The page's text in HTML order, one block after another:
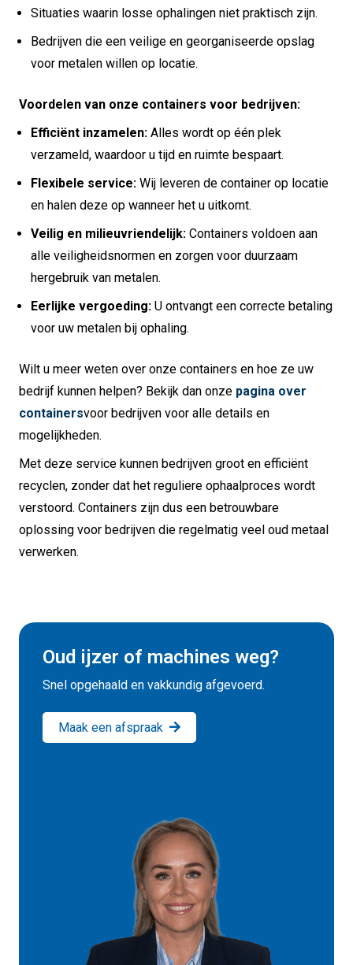
Situaties waarin losse ophalingen niet praktisch zijn.
Bedrijven die een veilige en georganiseerde opslag
voor metalen willen op locatie.
Voordelen van onze containers voor bedrijven:
Efficiënt inzamelen: Alles wordt op één plek
verzameld, waardoor u tijd en ruimte bespaart.
Flexibele service: Wij leveren de container op locatie
en halen deze op wanneer het u uitkomt.
Veilig en milieuvriendelijk: Containers voldoen aan
alle veiligheidsnormen en zorgen voor duurzaam
hergebruik van metalen.
Eerlijke vergoeding: U ontvangt een correcte betaling
voor uw metalen bij ophaling.
Wilt u meer weten over onze containers en hoe ze uw
bedrijf kunnen helpen? Bekijk dan onze pagina over
containersvoor bedrijven voor alle details en
mogelijkheden.
Met deze service kunnen bedrijven groot en efficiënt
recyclen, zonder dat het reguliere ophaalproces wordt
verstoord. Containers zijn dus een betrouwbare
oplossing voor bedrijven die regelmatig veel oud metaal
verwerken.
Oud ijzer of machines weg?
Snel opgehaald en vakkundig afgevoerd.
Maak een afspraak